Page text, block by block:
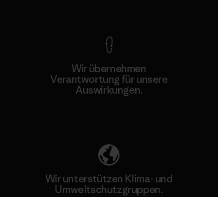
Wir übernehmen
Verantwortung für unsere
Auswirkungen.
Wir unterstützen Klima- und
Umweltschutzgruppen.